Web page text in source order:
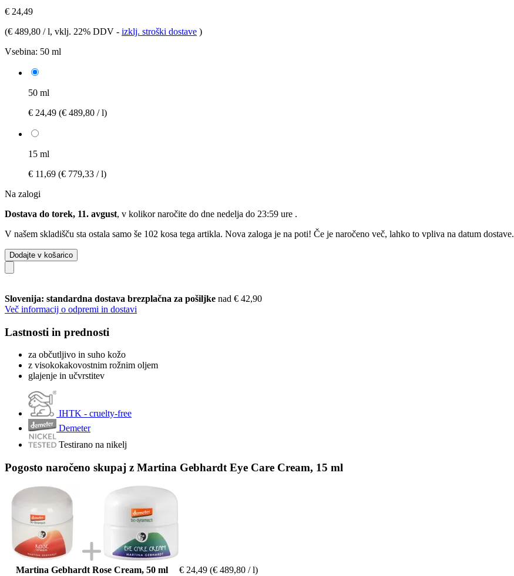
€ 24,49
(€ 489,80 / l, vklj. 22% DDV - izklj. stroški dostave )
Vsebina: 50 ml
50 ml
€ 24,49 (€ 489,80 / l)
15 ml
€ 11,69 (€ 779,33 / l)
Na zalogi
Dostava do torek, 11. avgust, v kolikor naročite do dne nedelja do 23:59 ure .
V našem skladišču sta ostala samo še 102 kosa tega artikla. Nova zaloga je na poti! Če je naročeno več, lahko to vpliva na datum dostave.
Dodajte v košarico
Slovenija: standardna dostava brezplačna za pošiljke nad € 42,90
Več informacij o odpremi in dostavi
Lastnosti in prednosti
za občutljivo in suho kožo
z visokokakovostnim rožnim oljem
glajenje in učvrstitev
IHTK - cruelty-free
Demeter
Testirano na nikelj
Pogosto naročeno skupaj z Martina Gebhardt Eye Care Cream, 15 ml
Martina Gebhardt Rose Cream, 50 ml € 24,49 (€ 489,80 / l)